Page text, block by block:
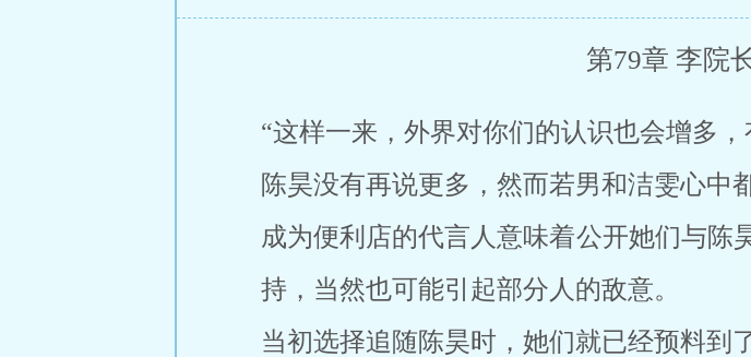
第79章 李院
“这样一来，外界对你们的认识也会增多
陈昊没有再说更多，然而若男和洁雯心中
成为便利店的代言人意味着公开她们与陈
持，当然也可能引起部分人的敌意。
当初选择追随陈昊时，她们就已经预料到